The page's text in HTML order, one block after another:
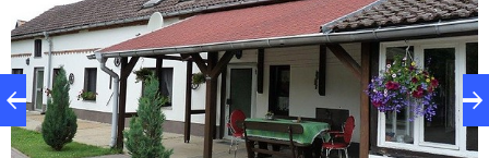
Dusche. Das Ferienzimmer ist für zwei Personen
geeignet und verfügt über die gleiche Ausstattung
wie die Ferienwohnung.